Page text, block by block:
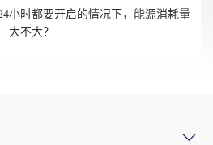
小时都要开启的情况下，能源消耗量
大不大？